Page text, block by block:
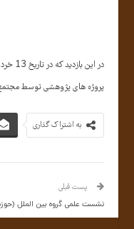
پروژه های پژوهشی توسط
به اشتراک گذاری
پست قبلی
نشست علمی گروه بین الملل